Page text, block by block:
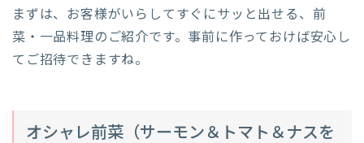
まずは、お客様がいらしてすぐにサッと出せる、前
菜・一品料理のご紹介です。事前に作っておけば安心し
てご招待できますね。
オシャレ前菜（サーモン＆トマト＆ナスを